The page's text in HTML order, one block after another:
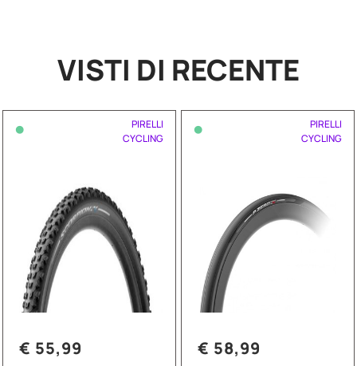
VISTI DI RECENTE
•
PIRELLI
CYCLING
€ 55,99
•
PIRELLI
CYCLING
€ 58,99